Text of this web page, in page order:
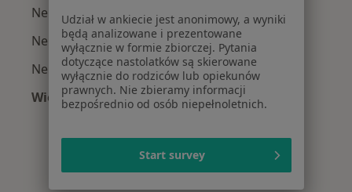
Neurolodzy z JP MEDICA w Krakowie
Neurolodzy z TU Zdrowie w Krakowie
Neurolodzy z Świat Zdrowia w Krakowie
Więcej (9)
Więcej w kategorii: Najpopularniejsze
Udział w ankiecie jest anonimowy, a wyniki
będą analizowane i prezentowane
wyłącznie w formie zbiorczej. Pytania
dotyczące nastolatków są skierowane
wyłącznie do rodziców lub opiekunów
prawnych. Nie zbieramy informacji
bezpośrednio od osób niepełnoletnich.
Start survey